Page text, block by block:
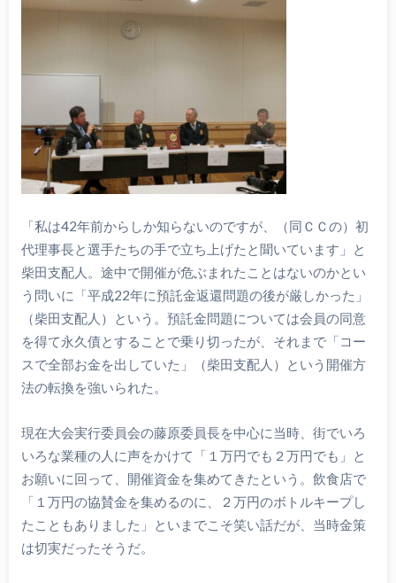
「私は42年前からしか知らないのですが、（同ＣＣの）初
代理事長と選手たちの手で立ち上げたと聞いています」と
柴田支配人。途中で開催が危ぶまれたことはないのかとい
う問いに「平成22年に預託金返還問題の後が厳しかった」
（柴田支配人）という。預託金問題については会員の同意
を得て永久債とすることで乗り切ったが、それまで「コー
スで全部お金を出していた」（柴田支配人）という開催方
法の転換を強いられた。
現在大会実行委員会の藤原委員長を中心に当時、街でいろ
いろな業種の人に声をかけて「１万円でも２万円でも」と
お願いに回って、開催資金を集めてきたという。飲食店で
「１万円の協賛金を集めるのに、２万円のボトルキープし
たこともありました」といまでこそ笑い話だが、当時金策
は切実だったそうだ。